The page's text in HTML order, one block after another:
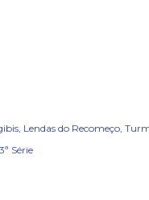
Lendas do Recomeço
Série